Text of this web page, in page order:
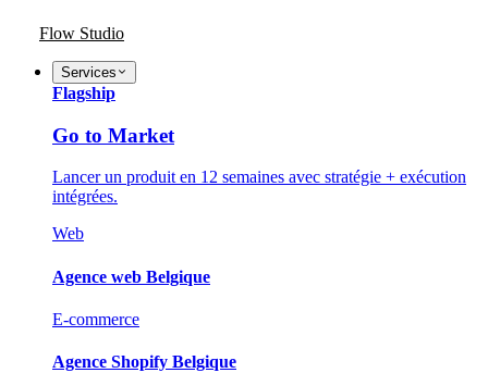
Flow Studio
Services
Flagship
Go to Market
Lancer un produit en 12 semaines avec stratégie + exécution
intégrées.
Web
Agence web Belgique
E-commerce
Agence Shopify Belgique